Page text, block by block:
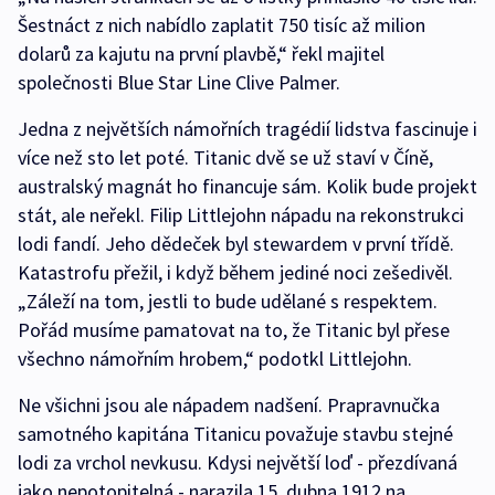
Šestnáct z nich nabídlo zaplatit 750 tisíc až milion
dolarů za kajutu na první plavbě,“ řekl majitel
společnosti Blue Star Line Clive Palmer.
Jedna z největších námořních tragédií lidstva fascinuje i
více než sto let poté. Titanic dvě se už staví v Číně,
australský magnát ho financuje sám. Kolik bude projekt
stát, ale neřekl. Filip Littlejohn nápadu na rekonstrukci
lodi fandí. Jeho dědeček byl stewardem v první třídě.
Katastrofu přežil, i když během jediné noci zešedivěl.
„Záleží na tom, jestli to bude udělané s respektem.
Pořád musíme pamatovat na to, že Titanic byl přese
všechno námořním hrobem,“ podotkl Littlejohn.
Ne všichni jsou ale nápadem nadšení. Prapravnučka
samotného kapitána Titanicu považuje stavbu stejné
lodi za vrchol nevkusu. Kdysi největší loď - přezdívaná